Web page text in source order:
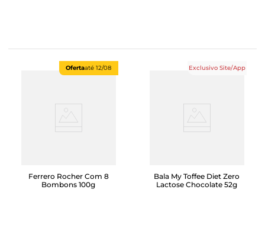
Ofertaaté 12/08
Ferrero Rocher Com 8
Bombons 100g
Exclusivo Site/App
Bala My Toffee Diet Zero
Lactose Chocolate 52g